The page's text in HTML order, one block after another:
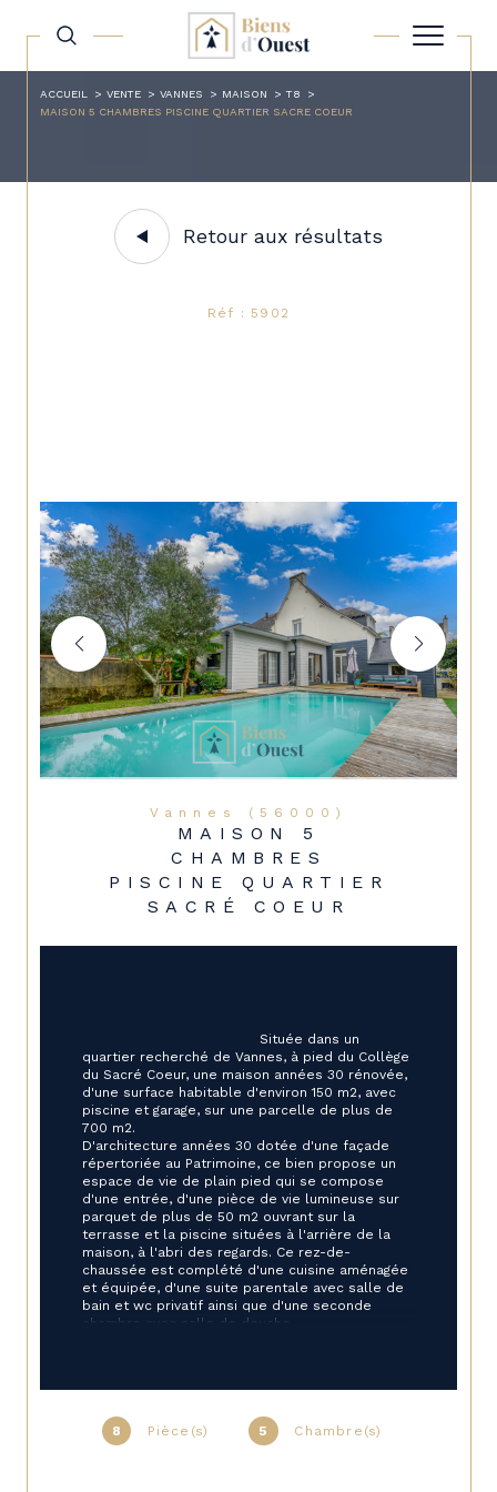
ACCUEIL VENTE VANNES MAISON
T8
MAISON 5 CHAMBRES PISCINE QUARTIER SACRE COEUR
Retour aux résultats
Réf : 5902
Vannes (56000)
MAISON 5
CHAMBRES
PISCINE QUARTIER
SACRÉ COEUR
8 Pièce(s) 5 Chambre(s)
quartier recherché de Vannes, à pied du Collège
du Sacré Coeur, une maison années 30 rénovée,
d'une surface habitable d'environ 150 m2, avec
piscine et garage, sur une parcelle de plus de
700 m2.
D'architecture années 30 dotée d'une façade
répertoriée au Patrimoine, ce bien propose un
espace de vie de plain pied qui se compose
d'une entrée, d'une pièce de vie lumineuse sur
parquet de plus de 50 m2 ouvrant sur la
terrasse et la piscine situées à l'arrière de la
maison, à l'abri des regards. Ce rez-de-
chaussée est complété d'une cuisine aménagée
et équipée, d'une suite parentale avec salle de
bain et wc privatif ainsi que d'une seconde
chambre avec salle de douche.
complémentaire aménagée d'un dressing à
pièce annexe.
La 5ème chambre dotée de nombreux